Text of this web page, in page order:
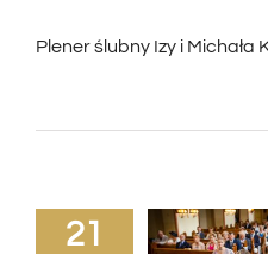
Plener ślubny Izy i Michała
21